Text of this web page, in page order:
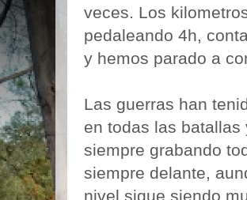
veces. Los
pedaleando 4h,
y hemos parado a
Las guerras han
en todas las
siempre grabando
siempre delante,
nivel sigue siendo